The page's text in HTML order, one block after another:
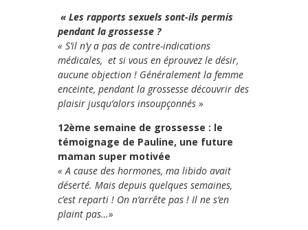
« Les rapports sexuels sont-ils permis
pendant la grossesse ?
« S’il n’y a pas de contre-indications
médicales, et si vous en éprouvez le désir,
aucune objection ! Généralement la femme
enceinte, pendant la grossesse découvrir des
plaisir jusqu’alors insoupçonnés »
12ème semaine de grossesse : le
témoignage de Pauline, une future
maman super motivée
« A cause des hormones, ma libido avait
déserté. Mais depuis quelques semaines,
c’est reparti ! On n’arrête pas ! Il ne s’en
plaint pas…»